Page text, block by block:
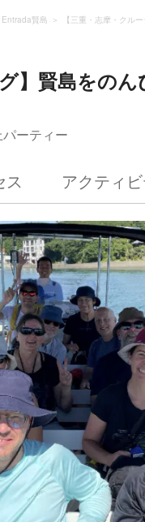
Entrada賢島 【三重・志摩・クル
】賢島をの
ーティー
ス アクティ